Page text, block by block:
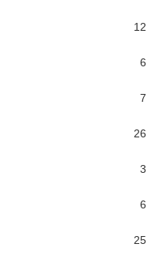
12
6
7
26
3
6
25